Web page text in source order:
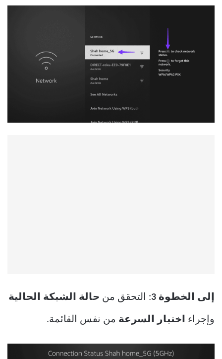
إلى الخطوة 3 : التحقق من حالة الشبكة الحالية
وإجراء اختبار السرعة من نفس القائمة.